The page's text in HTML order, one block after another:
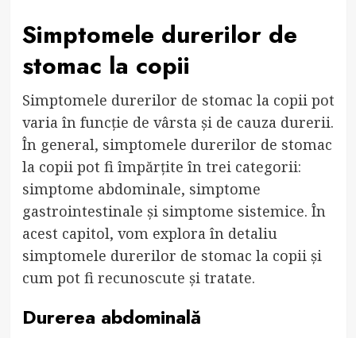
Simptomele durerilor de
stomac la copii
Simptomele durerilor de stomac la copii pot
varia în funcție de vârsta și de cauza durerii.
În general, simptomele durerilor de stomac
la copii pot fi împărțite în trei categorii:
simptome abdominale, simptome
gastrointestinale și simptome sistemice. În
acest capitol, vom explora în detaliu
simptomele durerilor de stomac la copii și
cum pot fi recunoscute și tratate.
Durerea abdominală